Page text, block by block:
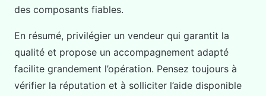
des composants fiables.
En résumé, privilégier un vendeur qui garantit la
qualité et propose un accompagnement adapté
facilite grandement l’opération. Pensez toujours à
vérifier la réputation et à solliciter l’aide disponible